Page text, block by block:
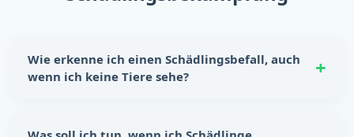
Wie erkenne ich einen Schädlingsbefall, auch
wenn ich keine Tiere sehe?